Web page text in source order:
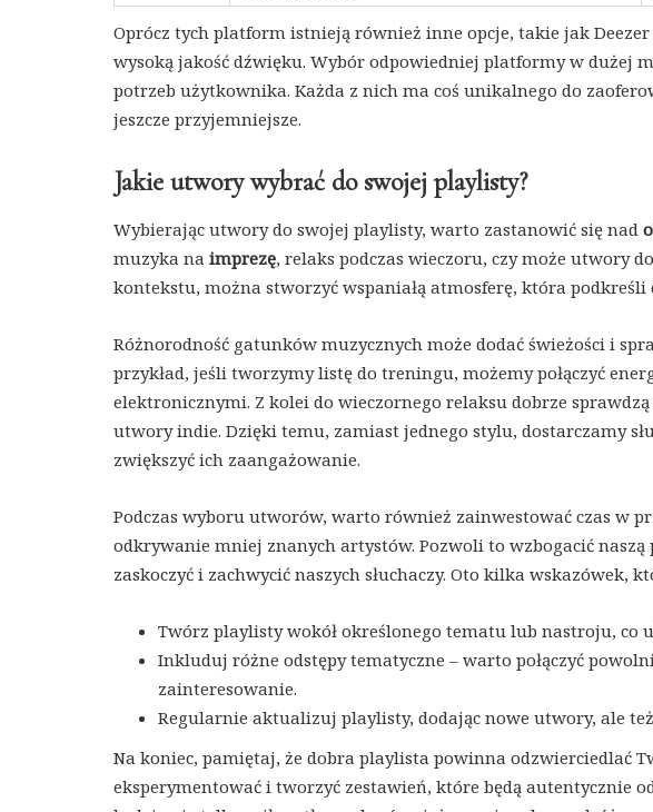
Oprócz tych platform istnieją również inne opcje, takie jak
wysoką jakość dźwięku. Wybór odpowiedniej platformy w dużej
potrzeb użytkownika. Każda z nich ma coś unikalnego do
jeszcze przyjemniejsze.
Jakie utwory wybrać do swojej playlisty?
Wybierając utwory do swojej playlisty, warto zastanowić się nad
muzyka na imprezę, relaks podczas wieczoru, czy może utwory
kontekstu, można stworzyć wspaniałą atmosferę, która podkreśli
Różnorodność gatunków muzycznych może dodać świeżości i
przykład, jeśli tworzymy listę do treningu, możemy połączyć
elektronicznymi. Z kolei do wieczornego relaksu dobrze
utwory indie. Dzięki temu, zamiast jednego stylu, dostarczamy
zwiększyć ich zaangażowanie.
Podczas wyboru utworów, warto również zainwestować czas w
odkrywanie mniej znanych artystów. Pozwoli to wzbogacić
zaskoczyć i zachwycić naszych słuchaczy. Oto kilka wskazówek,
Twórz playlisty wokół określonego tematu lub nastroju, co
Inkluduj różne odstępy tematyczne – warto połączyć
zainteresowanie.
Regularnie aktualizuj playlisty, dodając nowe utwory, ale
Na koniec, pamiętaj, że dobra playlista powinna odzwierciedlać
eksperymentować i tworzyć zestawień, które będą autentycznie